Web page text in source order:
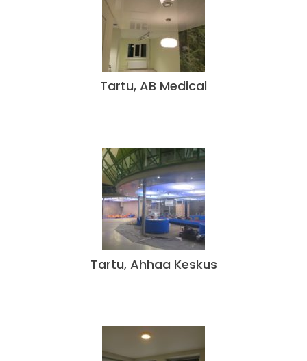
Tartu, AB Medical
Tartu, Ahhaa Keskus